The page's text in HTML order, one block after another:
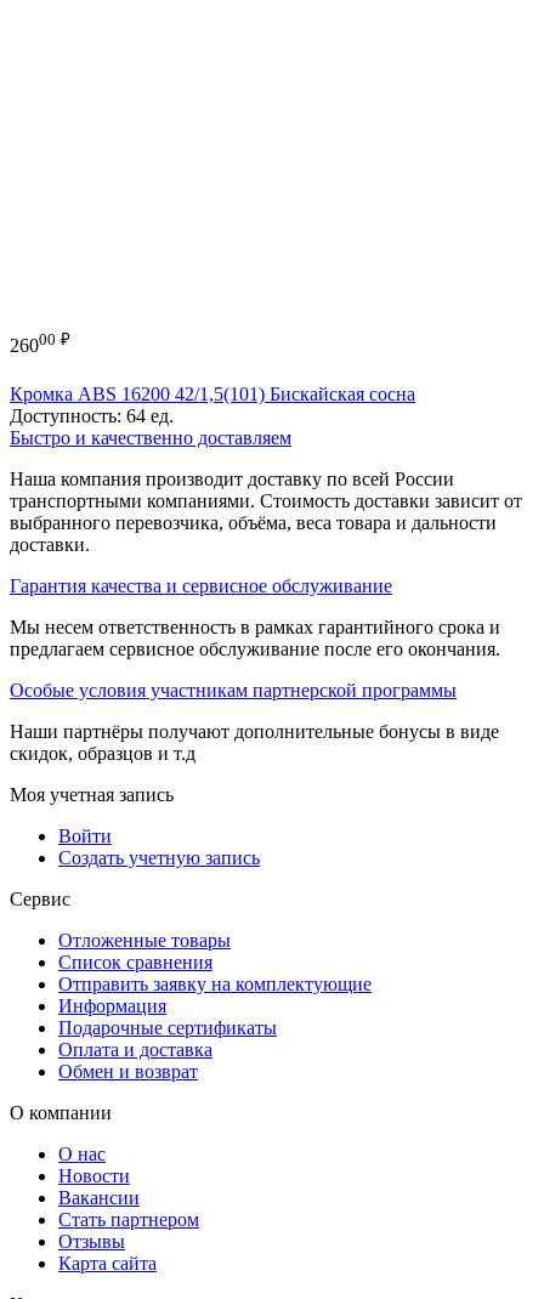
26000 ₽
Кромка ABS 16200 42/1,5(101) Бискайская сосна
Доступность: 64 ед.
Быстро и качественно доставляем
Наша компания производит доставку по всей России
транспортными компаниями. Стоимость доставки зависит от
выбранного перевозчика, объёма, веса товара и дальности
доставки.
Гарантия качества и сервисное обслуживание
Мы несем ответственность в рамках гарантийного срока и
предлагаем сервисное обслуживание после его окончания.
Особые условия участникам партнерской программы
Наши партнёры получают дополнительные бонусы в виде
скидок, образцов и т.д
Моя учетная запись
Войти
Создать учетную запись
Сервис
Отложенные товары
Список сравнения
Отправить заявку на комплектующие
Информация
Подарочные сертификаты
Оплата и доставка
Обмен и возврат
О компании
О нас
Новости
Вакансии
Стать партнером
Отзывы
Карта сайта